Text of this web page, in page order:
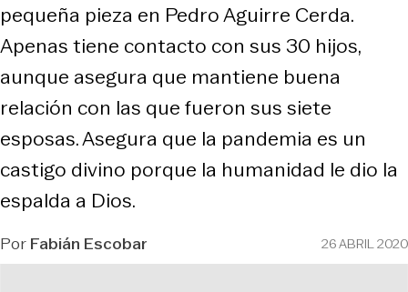
pequeña pieza en Pedro Aguirre Cerda.
Apenas tiene contacto con sus 30 hijos,
aunque asegura que mantiene buena
relación con las que fueron sus siete
esposas. Asegura que la pandemia es un
castigo divino porque la humanidad le dio la
espalda a Dios.
PorFabián Escobar 26 ABRIL 2020